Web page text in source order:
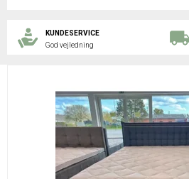
KUNDESERVICE
God vejledning